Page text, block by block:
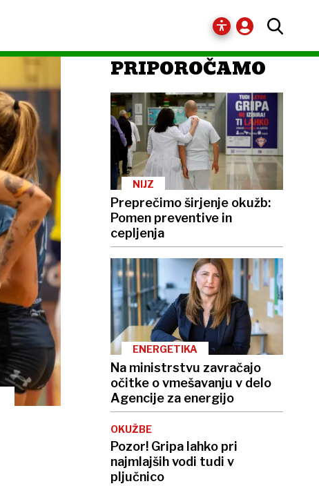
PRIPOROČAMO
NIJZ
Preprečimo širjenje okužb:
Pomen preventive in
cepljenja
ENERGETIKA
Na ministrstvu zavračajo
očitke o vmešavanju v delo
Agencije za energijo
OKUŽBE
Pozor! Gripa lahko pri
najmlajših vodi tudi v
pljučnico